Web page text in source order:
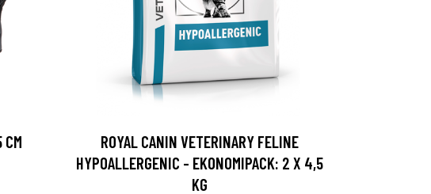
ROYAL CANIN VETERINARY FELINE
HYPOALLERGENIC - EKONOMIPACK: 2 X 4,5
KG